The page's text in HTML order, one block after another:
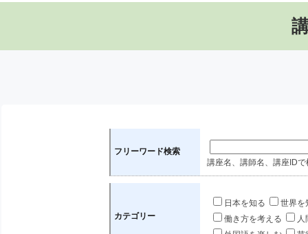
フリーワード検索
講座名、講師名、講座IDで
カテゴリー
日本を知る
世界を
働き方を考える
人